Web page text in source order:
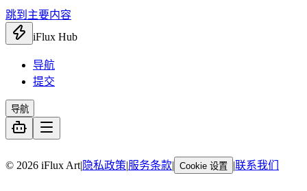
跳到主要内容
iFlux Hub
导航
提交
导航
© 2026 iFlux Art| 隐私政策|服务条款| Cookie 设置 |联系我们